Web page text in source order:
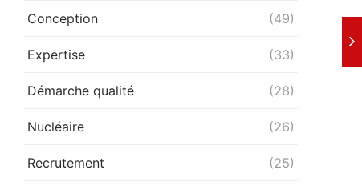
Conception (49)
Expertise (33)
Démarche qualité (28)
Nucléaire (26)
Recrutement (25)